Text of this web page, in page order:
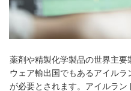
薬剤や精製化学製品の世界主要
ウェア輸出国でもあるアイル
が必要とされます。アイルラ